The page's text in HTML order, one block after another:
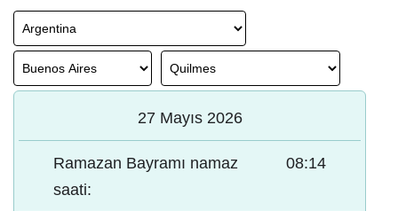
27 Mayıs 2026
Ramazan Bayramı namaz
saati:
08:14